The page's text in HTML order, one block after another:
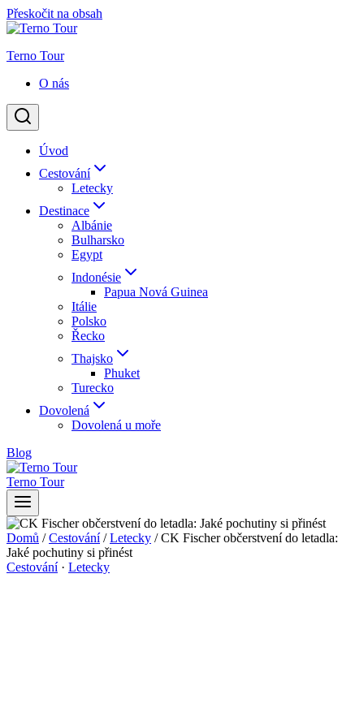
Přeskočit na obsah
Terno Tour
O nás
Úvod
Cestování
Letecky
Destinace
Albánie
Bulharsko
Egypt
Indonésie
Papua Nová Guinea
Itálie
Polsko
Řecko
Thajsko
Phuket
Turecko
Dovolená
Dovolená u moře
Blog
Terno Tour
Domů / Cestování / Letecky / CK Fischer občerstvení do letadla:
Jaké pochutiny si přinést
Cestování· Letecky